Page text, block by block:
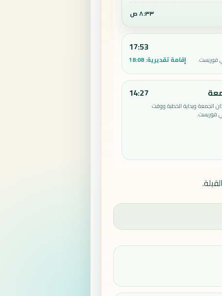
٨:٣٣ ص
فوريست.
17:53
إقامة تقديرية:18:08
وبداية الخطبة ووقت
فوريست.
14:27